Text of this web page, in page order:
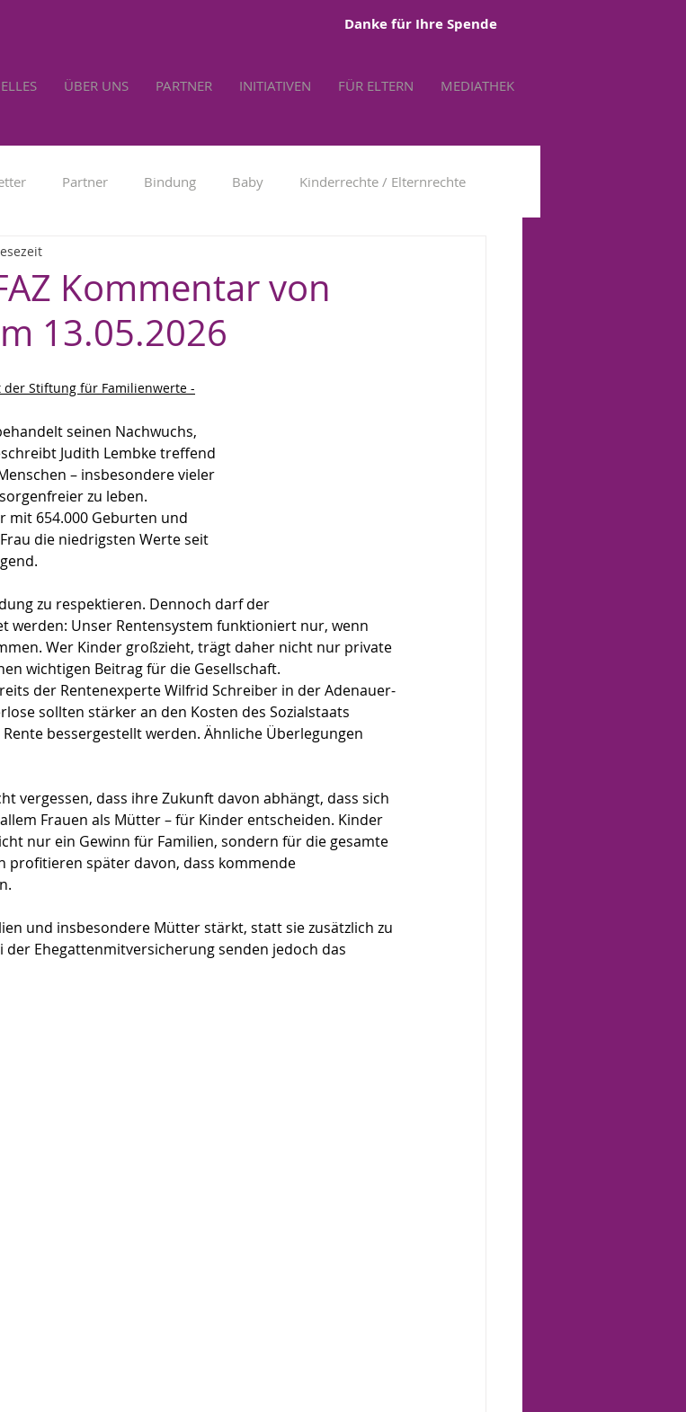
Danke für Ihre Spende
ÜBER UNS PARTNER INITIATIVEN FÜR ELTERN MEDIATHEK
Partner Bindung Baby Kinderrechte / Elternrechte
Werbung
Kommentar von
13.05.2026
der Stiftung für Familienwerte -
seinen Nachwuchs,
Judith Lembke treffend
– insbesondere vieler
zu leben.
mit 654.000 Geburten und
die niedrigsten Werte seit
zu respektieren. Dennoch darf der
werden: Unser Rentensystem funktioniert nur, wenn
Wer Kinder großzieht, trägt daher nicht nur private
wichtigen Beitrag für die Gesellschaft.
der Rentenexperte Wilfrid Schreiber in der Adenauer-
sollten stärker an den Kosten des Sozialstaats
bessergestellt werden. Ähnliche Überlegungen
vergessen, dass ihre Zukunft davon abhängt, dass sich
Frauen als Mütter – für Kinder entscheiden. Kinder
nur ein Gewinn für Familien, sondern für die gesamte
profitieren später davon, dass kommende
und insbesondere Mütter stärkt, statt sie zusätzlich zu
Ehegattenmitversicherung senden jedoch das